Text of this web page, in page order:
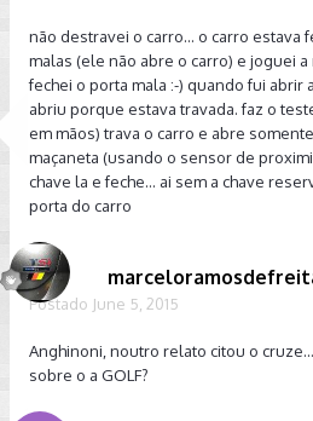
não destravei o carro... o carro estava
malas (ele não abre o carro) e joguei a
fechei o porta mala :-) quando fui abrir
abriu porque estava travada. faz o
em mãos) trava o carro e abre
maçaneta (usando o sensor de
chave la e feche... ai sem a chave
porta do carro
Postado June 5, 2015
Anghinoni, noutro relato citou o
sobre o a GOLF?